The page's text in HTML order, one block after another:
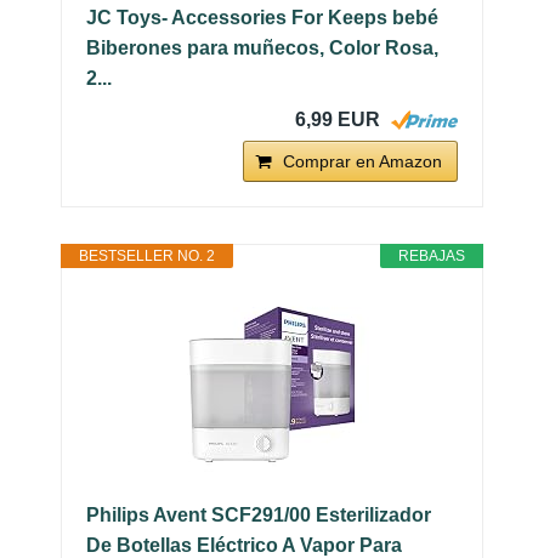
JC Toys- Accessories For Keeps bebé
Biberones para muñecos, Color Rosa,
2...
6,99 EUR
Comprar en Amazon
REBAJAS
BESTSELLER NO. 2
Philips Avent SCF291/00 Esterilizador
De Botellas Eléctrico A Vapor Para